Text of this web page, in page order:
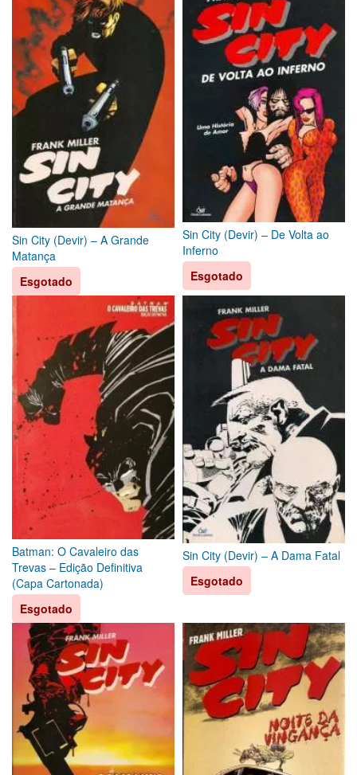
Sin City (Devir) – A Grande
Matança
Esgotado
Sin City (Devir) – De Volta ao
Inferno
Esgotado
Batman: O Cavaleiro das
Trevas – Edição Definitiva
(Capa Cartonada)
Esgotado
Sin City (Devir) – A Dama Fatal
Esgotado